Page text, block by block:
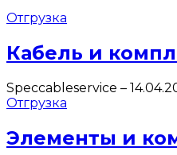
Отгрузка
Кабель и
Speccableservice –
Отгрузка
Элементы и